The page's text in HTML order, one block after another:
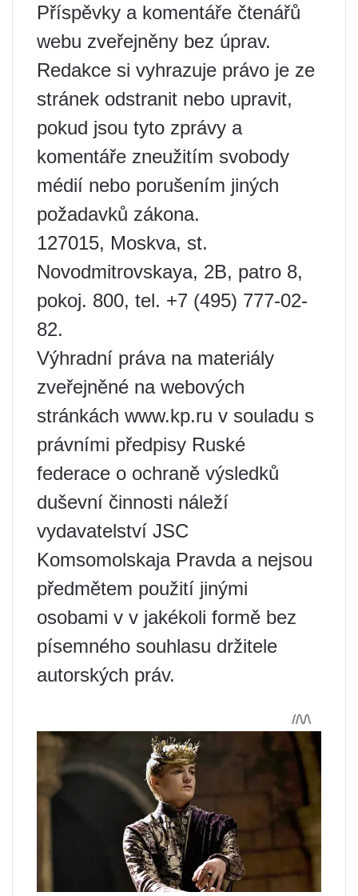
Příspěvky a komentáře čtenářů
webu zveřejněny bez úprav.
Redakce si vyhrazuje právo je ze
stránek odstranit nebo upravit,
pokud jsou tyto zprávy a
komentáře zneužitím svobody
médií nebo porušením jiných
požadavků zákona.
127015, Moskva, st.
Novodmitrovskaya, 2B, patro 8,
pokoj. 800, tel. +7 (495) 777-02-
82.
Výhradní práva na materiály
zveřejněné na webových
stránkách www.kp.ru v souladu s
právními předpisy Ruské
federace o ochraně výsledků
duševní činnosti náleží
vydavatelství JSC
Komsomolskaja Pravda a nejsou
předmětem použití jinými
osobami v v jakékoli formě bez
písemného souhlasu držitele
autorských práv.